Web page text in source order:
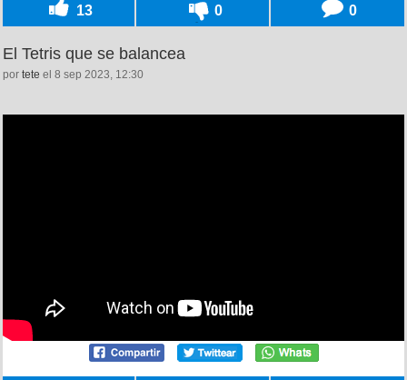
13 0 0
El Tetris que se balancea
por tete el 8 sep 2023, 12:30